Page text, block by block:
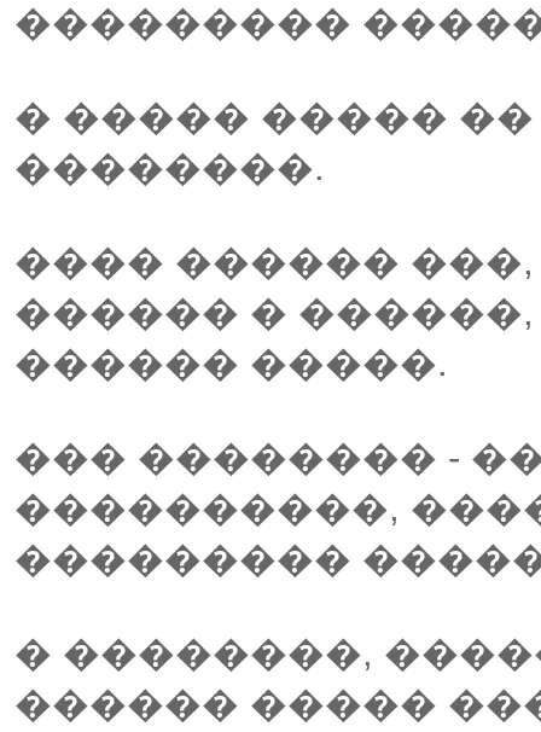
���������
� ����� �����
��������.
���� ������
������ �
������ �����.
��� �������� -
����������,
��������� �����
� ��������,
������ �����